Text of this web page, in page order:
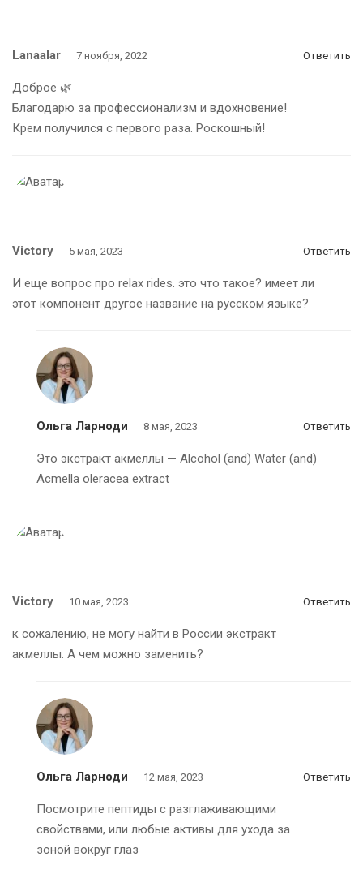
Lanaalar 7 ноября, 2022 Ответить
Доброе 🌿
Благодарю за профессионализм и вдохновение!
Крем получился с первого раза. Роскошный!
Victory 5 мая, 2023 Ответить
И еще вопрос про relax rides. это что такое? имеет ли
этот компонент другое название на русском языке?
Ольга Ларноди 8 мая, 2023 Ответить
Это экстракт акмеллы — Alcohol (and) Water (and)
Acmella oleracea extract
Victory 10 мая, 2023 Ответить
к сожалению, не могу найти в России экстракт
акмеллы. А чем можно заменить?
Ольга Ларноди 12 мая, 2023 Ответить
Посмотрите пептиды с разглаживающими
свойствами, или любые активы для ухода за
зоной вокруг глаз